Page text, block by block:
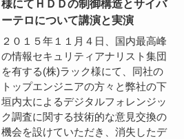
様にてＨＤＤの制御構造とサイバ
ーテロについて講演と実演
２０１５年１１月４日、国内最高峰
の情報セキュリティアナリスト集団
を有する(株)ラック様にて、同社の
トップエンジニアの方々と弊社の下
垣内太によるデジタルフォレンジッ
ク調査に関する技術的な意見交換の
機会を設けていただき、消失したデ